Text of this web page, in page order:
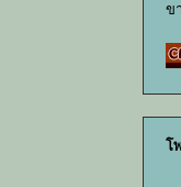
ข
โ